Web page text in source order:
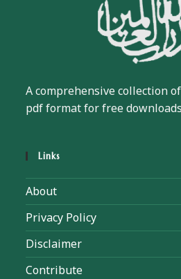
A comprehensive collection
pdf format for free downloads
Links
About
Privacy Policy
Disclaimer
Contribute